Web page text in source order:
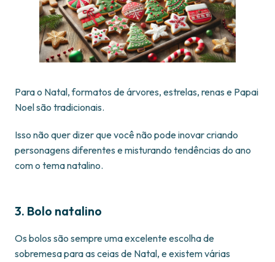
Para o Natal, formatos de árvores, estrelas, renas e Papai
Noel são tradicionais.
Isso não quer dizer que você não pode inovar criando
personagens diferentes e misturando tendências do ano
com o tema natalino.
3. Bolo natalino
Os bolos são sempre uma excelente escolha de
sobremesa para as ceias de Natal, e existem várias